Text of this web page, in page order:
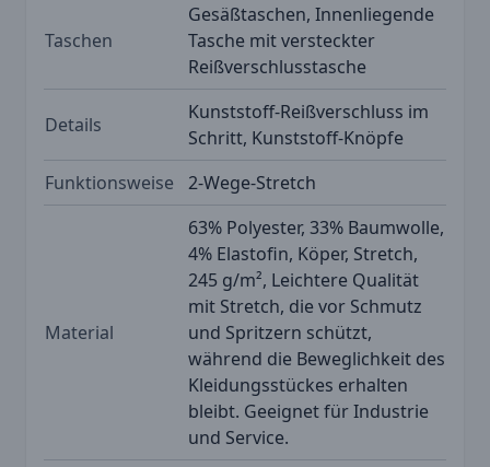
Taschen
Gesäßtaschen, Innenliegende
Tasche mit versteckter
Reißverschlusstasche
Details
Kunststoff-Reißverschluss im
Schritt, Kunststoff-Knöpfe
Funktionsweise
2-Wege-Stretch
Material
63% Polyester, 33% Baumwolle,
4% Elastofin, Köper, Stretch,
245 g/m², Leichtere Qualität
mit Stretch, die vor Schmutz
und Spritzern schützt,
während die Beweglichkeit des
Kleidungsstückes erhalten
bleibt. Geeignet für Industrie
und Service.